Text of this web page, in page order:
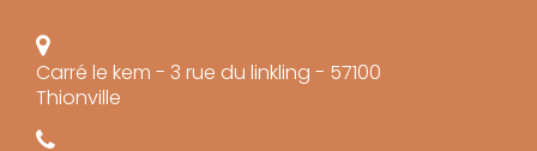
Carré le kem - 3 rue du linkling - 57100
Thionville